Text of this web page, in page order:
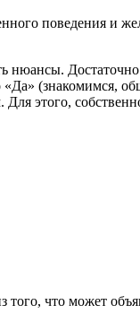
поведения и
нюансы.
(знакомимся,
этого,
того, что может